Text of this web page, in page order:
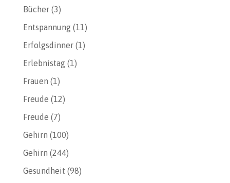
Bücher(3)
Entspannung(11)
Erfolgsdinner(1)
Erlebnistag(1)
Frauen (1)
Freude (12)
Freude (7)
Gehirn (100)
Gehirn (244)
Gesundheit (98)